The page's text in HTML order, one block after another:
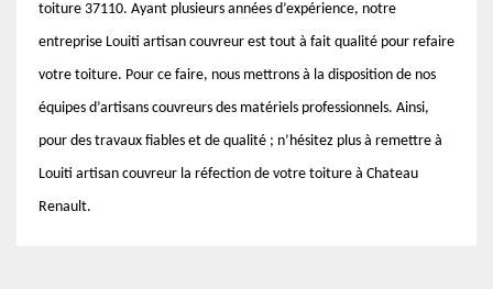
toiture 37110. Ayant plusieurs années d’expérience, notre
entreprise Louiti artisan couvreur est tout à fait qualité pour refaire
votre toiture. Pour ce faire, nous mettrons à la disposition de nos
équipes d’artisans couvreurs des matériels professionnels. Ainsi,
pour des travaux fiables et de qualité ; n’hésitez plus à remettre à
Louiti artisan couvreur la réfection de votre toiture à Chateau
Renault.